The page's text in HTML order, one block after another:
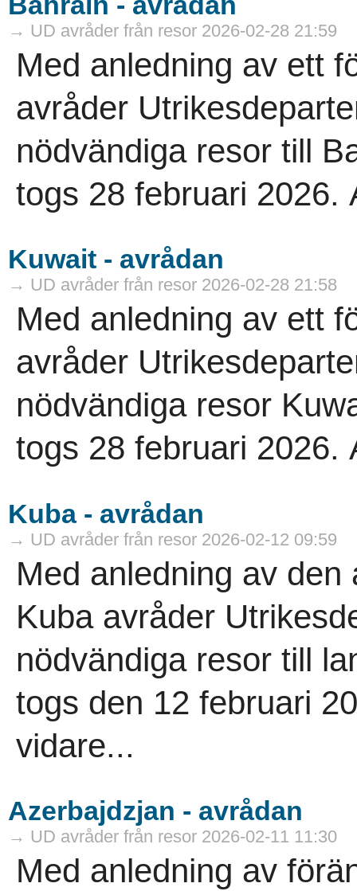
→ UD avråder från resor 2026-02-28 21:59
Med anledning av ett
avråder
nödvändiga resor till
togs 28 februari 2026.
Kuwait - avrådan
→ UD avråder från resor 2026-02-28 21:58
Med anledning av ett
avråder
nödvändiga resor
togs 28 februari 2026.
Kuba - avrådan
→ UD avråder från resor 2026-02-12 09:59
Med anledning av
Kuba avråder
nödvändiga resor till
togs den 12 februari
vidare...
Azerbajdzjan - avrådan
→ UD avråder från resor 2026-02-11 11:30
Med anledning av